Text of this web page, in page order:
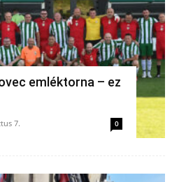
emléktorna – ez
7. 0